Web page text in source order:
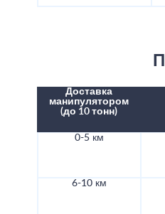
Доставка
манипулятором
(до 10 тонн)
0-5 км
6-10 км